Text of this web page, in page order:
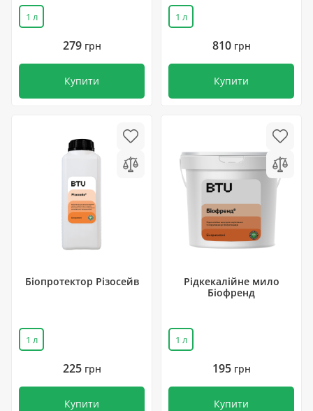
1 л
279 грн
Купити
1 л
810 грн
Купити
Біопротектор Різосейв
1 л
225 грн
Купити
Рідкекалійне мило
Біофренд
1 л
195 грн
Купити